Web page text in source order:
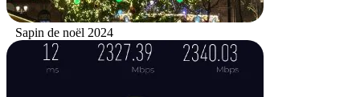
Sapin de noël 2024